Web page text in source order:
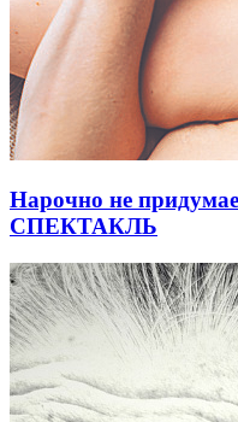
Нарочно не
СПЕКТАКЛЬ